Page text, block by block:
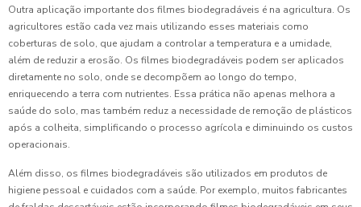
Outra aplicação importante dos filmes biodegradáveis é na agricultura. Os
agricultores estão cada vez mais utilizando esses materiais como
coberturas de solo, que ajudam a controlar a temperatura e a umidade,
além de reduzir a erosão. Os filmes biodegradáveis podem ser aplicados
diretamente no solo, onde se decompõem ao longo do tempo,
enriquecendo a terra com nutrientes. Essa prática não apenas melhora a
saúde do solo, mas também reduz a necessidade de remoção de plásticos
após a colheita, simplificando o processo agrícola e diminuindo os custos
operacionais.
Além disso, os filmes biodegradáveis são utilizados em produtos de
higiene pessoal e cuidados com a saúde. Por exemplo, muitos fabricantes